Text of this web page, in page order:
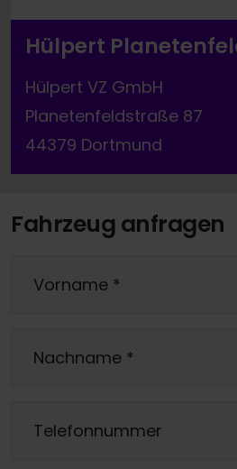
Hülpert
Hülpert VZ GmbH
Planetenfeldstraße 87
44379 Dortmund
Fahrzeug anfragen
Vorname *
Nachname *
Telefonnummer